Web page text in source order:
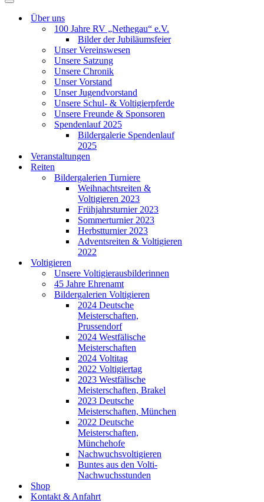
Navigationsmenü
Über uns
100 Jahre RV „Nethegau“ e.V.
Bilder der Jubiläumsfeier
Unser Vereinswesen
Unsere Satzung
Unsere Chronik
Unser Vorstand
Unser Jugendvorstand
Unsere Schul- & Voltigierpferde
Unsere Freunde & Sponsoren
Spendenlauf 2025
Bildergalerie Spendenlauf
2025
Veranstaltungen
Reiten
Bildergalerien Turniere
Weihnachtsreiten &
Voltigieren 2023
Frühjahrsturnier 2023
Sommerturnier 2023
Herbstturnier 2023
Adventsreiten & Voltigieren
2022
Voltigieren
Unsere Voltigierausbilderinnen
45 Jahre Ehrenamt
Bildergalerien Voltigieren
2024 Deutsche
Meisterschaften,
Prussendorf
2024 Westfälische
Meisterschaften
2024 Voltitag
2022 Voltigiertag
2023 Westfälische
Meisterschaften, Brakel
2023 Deutsche
Meisterschaften, München
2022 Deutsche
Meisterschaften,
Münchehofe
Nachwuchsvoltigieren
Buntes aus den Volti-
Nachwuchsstunden
Shop
Kontakt & Anfahrt